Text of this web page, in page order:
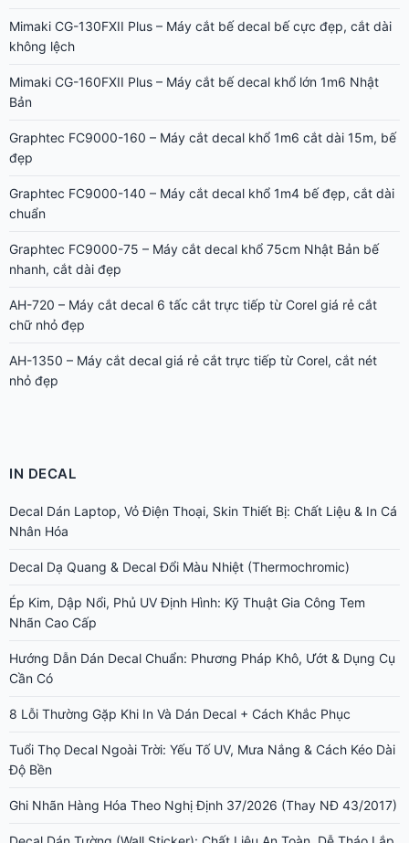
Mimaki CG-130FXII Plus – Máy cắt bế decal bế cực đẹp, cắt dài
không lệch
Mimaki CG-160FXII Plus – Máy cắt bế decal khổ lớn 1m6 Nhật
Bản
Graphtec FC9000-160 – Máy cắt decal khổ 1m6 cắt dài 15m, bế
đẹp
Graphtec FC9000-140 – Máy cắt decal khổ 1m4 bế đẹp, cắt dài
chuẩn
Graphtec FC9000-75 – Máy cắt decal khổ 75cm Nhật Bản bế
nhanh, cắt dài đẹp
AH-720 – Máy cắt decal 6 tấc cắt trực tiếp từ Corel giá rẻ cắt
chữ nhỏ đẹp
AH-1350 – Máy cắt decal giá rẻ cắt trực tiếp từ Corel, cắt nét
nhỏ đẹp
IN DECAL
Decal Dán Laptop, Vỏ Điện Thoại, Skin Thiết Bị: Chất Liệu & In Cá
Nhân Hóa
Decal Dạ Quang & Decal Đổi Màu Nhiệt (Thermochromic)
Ép Kim, Dập Nổi, Phủ UV Định Hình: Kỹ Thuật Gia Công Tem
Nhãn Cao Cấp
Hướng Dẫn Dán Decal Chuẩn: Phương Pháp Khô, Ướt & Dụng Cụ
Cần Có
8 Lỗi Thường Gặp Khi In Và Dán Decal + Cách Khắc Phục
Tuổi Thọ Decal Ngoài Trời: Yếu Tố UV, Mưa Nắng & Cách Kéo Dài
Độ Bền
Ghi Nhãn Hàng Hóa Theo Nghị Định 37/2026 (Thay NĐ 43/2017)